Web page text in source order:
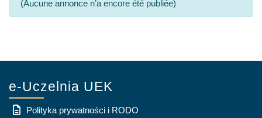
(Aucune annonce n’a encore été publiée)
e-Uczelnia UEK
Polityka prywatności i RODO